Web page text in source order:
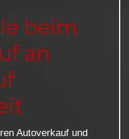
beim
an
Autoverkauf und